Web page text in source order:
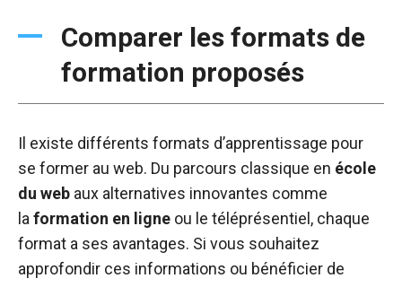
Comparer les formats de
formation proposés
Il existe différents formats d’apprentissage pour
se former au web. Du parcours classique en école
du web aux alternatives innovantes comme
la formation en ligne ou le téléprésentiel, chaque
format a ses avantages. Si vous souhaitez
approfondir ces informations ou bénéficier de